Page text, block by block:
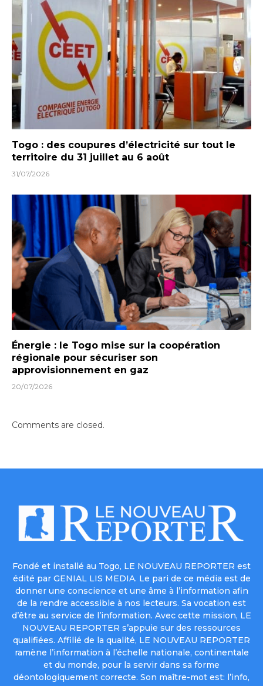
Togo : des coupures d’électricité sur tout le
territoire du 31 juillet au 6 août
31/07/2026
Énergie : le Togo mise sur la coopération
régionale pour sécuriser son
approvisionnement en gaz
20/07/2026
Comments are closed.
Fondé et installé au Togo, LE NOUVEAU REPORTER est
édité par GENIAL LIS MEDIA. Le pari de ce média est de
donner une conscience et une âme à l’information afin
de la rendre accessible à nos lecteurs. Sa vocation est
d’être au service de l’information. Avec cette mission, LE
NOUVEAU REPORTER s’appuie sur des ressources
qualifiées. Affilié de la qualité, LE NOUVEAU REPORTER
ramène l’information à l’échelle nationale, continentale
et du monde, pour la servir dans sa forme
déontologiquement correcte. Son maître-mot est: l’info,